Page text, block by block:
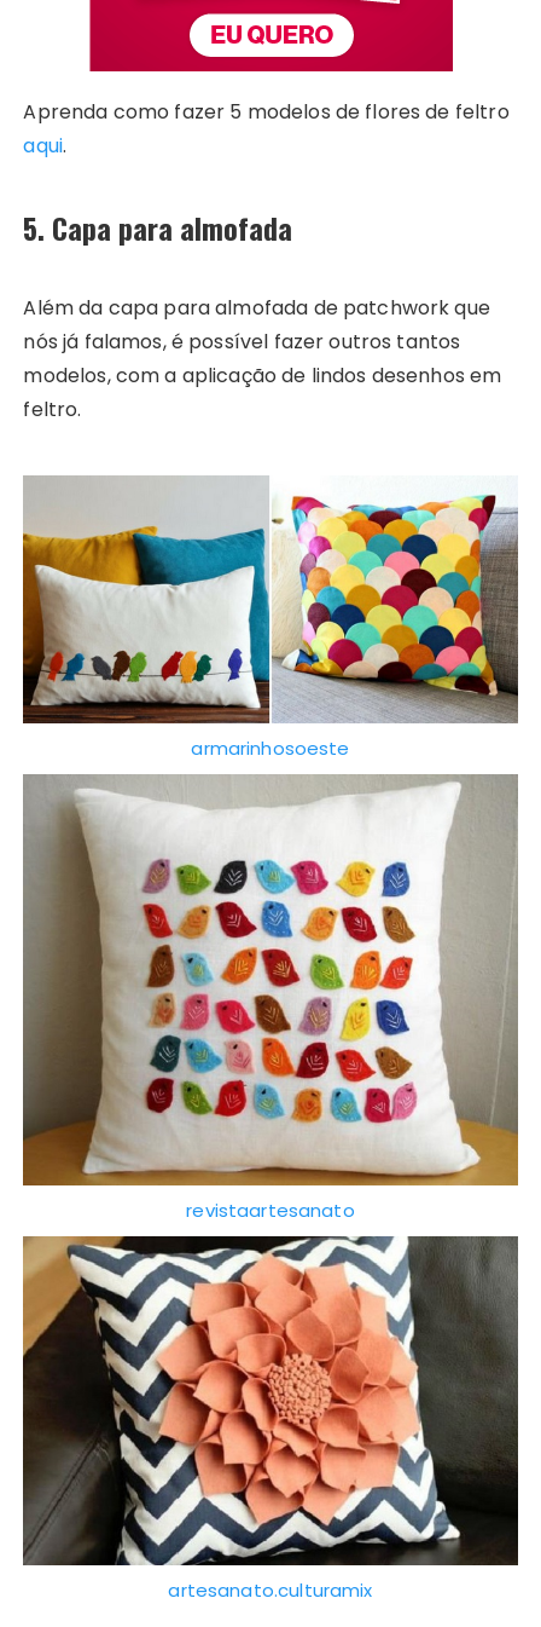
Aprenda como fazer 5 modelos de flores de feltro
aqui.
5. Capa para almofada
Além da capa para almofada de patchwork que
nós já falamos, é possível fazer outros tantos
modelos, com a aplicação de lindos desenhos em
feltro.
armarinhosoeste
revistaartesanato
artesanato.culturamix